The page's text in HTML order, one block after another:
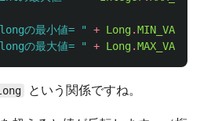
の最小値= " + Long.MIN_VALUE
の最大値= " + Long.MAX_VALUE
という関係ですね。